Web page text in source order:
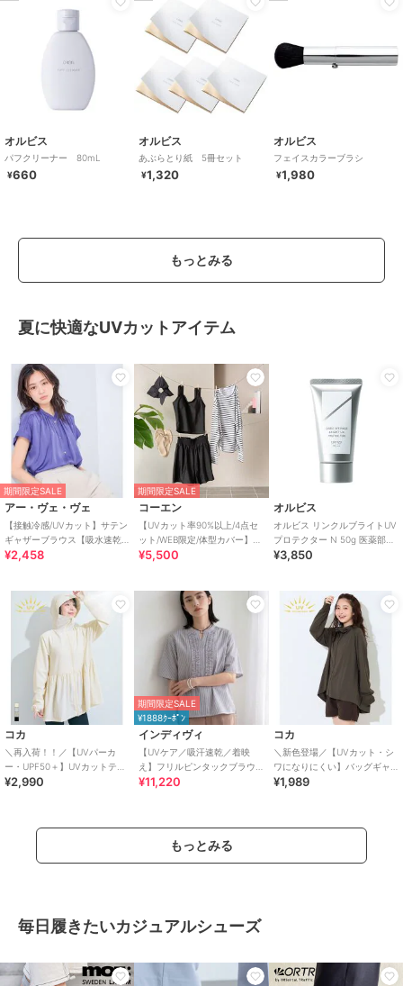
オルビス
パフクリーナー 80mL
¥660
オルビス
あぶらとり紙 5冊セット
¥1,320
オルビス
フェイスカラーブラシ
¥1,980
もっとみる
夏に快適なUVカットアイテム
期間限定SALE
アー・ヴェ・ヴェ
【接触冷感/UVカット】サテン
ギャザーブラウス【吸水速乾/
イージーケア】
¥2,458
期間限定SALE
コーエン
【UVカット率90%以上/4点セ
ット/WEB限定/体型カバー】シ
ュシュ付きアソートスイムウ
¥5,500
オルビス
オルビス リンクルブライトUV
プロテクター N 50g 医薬部外
品（顔用日焼け止め）
¥3,850
コカ
＼再入荷！！／【UVパーカ
ー・UPF50＋】UVカットティ
アードパーカー 全4色
¥2,990
期間限定SALE
¥1888ｸｰﾎﾟﾝ
インディヴィ
【UVケア／吸汗速乾／着映
え】フリルピンタックブラウ
ス
¥11,220
コカ
＼新色登場／【UVカット・シ
ワになりにくい】バッグギャ
ザーUVパーカー 全4色
¥1,989
もっとみる
毎日履きたいカジュアルシューズ